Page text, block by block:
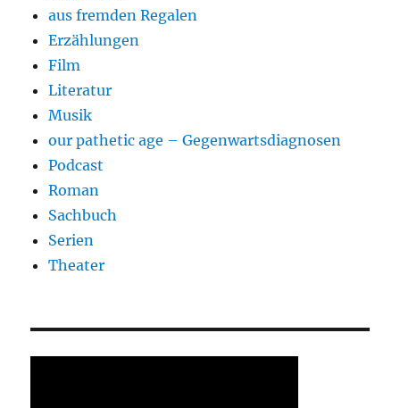
aus fremden Regalen
Erzählungen
Film
Literatur
Musik
our pathetic age – Gegenwartsdiagnosen
Podcast
Roman
Sachbuch
Serien
Theater